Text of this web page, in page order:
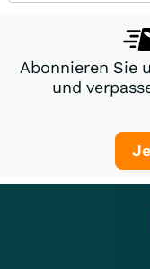
Abonnieren Sie
und